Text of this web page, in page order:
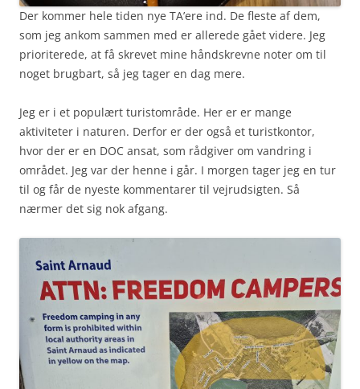
Der kommer hele tiden nye TA’ere ind. De fleste af dem,
som jeg ankom sammen med er allerede gået videre. Jeg
prioriterede, at få skrevet mine håndskrevne noter om til
noget brugbart, så jeg tager en dag mere.
Jeg er i et populært turistområde. Her er er mange
aktiviteter i naturen. Derfor er der også et turistkontor,
hvor der er en DOC ansat, som rådgiver om vandring i
området. Jeg var der henne i går. I morgen tager jeg en tur
til og får de nyeste kommentarer til vejrudsigten. Så
nærmer det sig nok afgang.